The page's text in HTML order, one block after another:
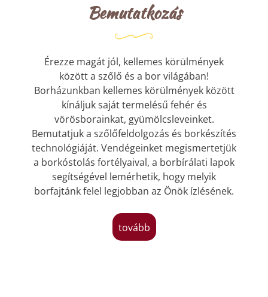
Bemutatkozás
Érezze magát jól, kellemes körülmények
között a szőlő és a bor világában!
Borházunkban kellemes körülmények között
kínáljuk saját termelésű fehér és
vörösborainkat, gyümölcsleveinket.
Bemutatjuk a szőlőfeldolgozás és borkészítés
technológiáját. Vendégeinket megismertetjük
a borkóstolás fortélyaival, a borbírálati lapok
segítségével lemérhetik, hogy melyik
borfajtánk felel legjobban az Önök ízlésének.
tovább